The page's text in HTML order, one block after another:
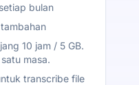
bulan
10 jam / 5 GB.
masa.
transcribe file